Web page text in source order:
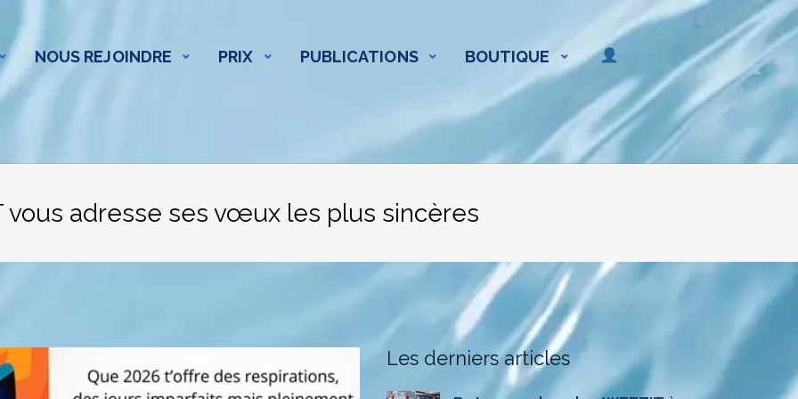
NOUS REJOINDRE PRIX PUBLICATIONS BOUTIQUE
vous adresse ses vœux les plus sincères
Les derniers articles